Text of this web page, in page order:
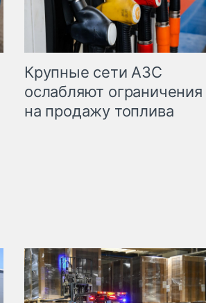
Крупные сети АЗС
ослабляют ограничения
на продажу топлива